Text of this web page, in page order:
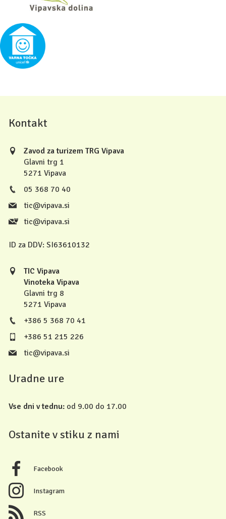
Kontakt
Zavod za turizem TRG Vipava
Glavni trg 1
5271 Vipava
05 368 70 40
tic@vipava.si
tic@vipava.si
ID za DDV: SI63610132
TIC Vipava
Vinoteka Vipava
Glavni trg 8
5271 Vipava
+386 5 368 70 41
+386 51 215 226
tic@vipava.si
Uradne ure
Vse dni v tednu: od 9.00 do 17.00
Ostanite v stiku z nami
Facebook
Instagram
RSS